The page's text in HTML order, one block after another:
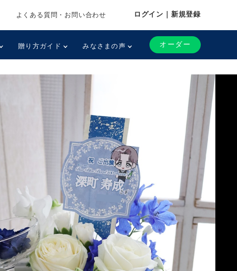
よくある質問・お問い合わせ ログイン｜新規登録
贈り方ガイド みなさまの声 オーダー